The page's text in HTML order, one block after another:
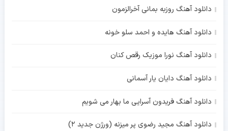
دانلود آهنگ روزبه بمانی آخرالزمون
دانلود آهنگ هایده و احمد سلو خونه
دانلود آهنگ نورا موزیک رقص کنان
دانلود آهنگ دایان یار آسمانی
دانلود آهنگ فریدون آسرایی ما بهار می شویم
دانلود آهنگ مجید رضوی پر میزنه (ورژن جدید 2)